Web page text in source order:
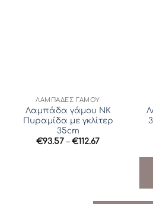
ΛΆΜΠΑΔΕΣ ΓΆΜΟΥ
Λαμπάδα γάμου ΝΚ
Πυραμίδα με γκλίτερ
35cm
€93.57 – €112.67Price